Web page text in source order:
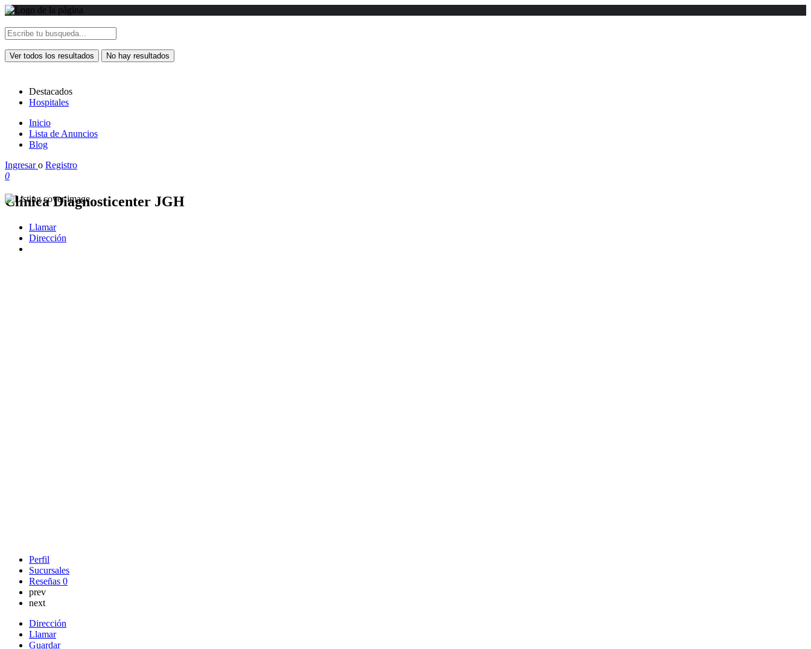
Ver todos los resultados No hay resultados
Destacados
Hospitales
Inicio
Lista de Anuncios
Blog
Ingresaro Registro
0
Clínica Diagnosticenter JGH
Llamar
Dirección
Perfil
Sucursales
Reseñas 0
prev
next
Dirección
Llamar
Guardar